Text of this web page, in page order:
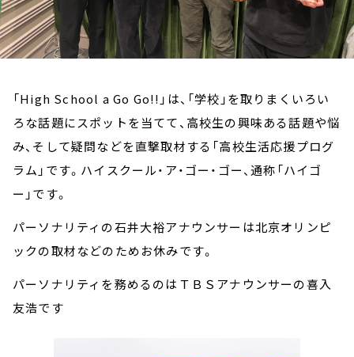
「High School a Go Go!!」は、「学校」を取りまくいろい
ろな話題にスポットを当てて、高校生の興味ある話題や悩
み、そして疑問などを直撃取材する「高校生活応援プログ
ラム」です。ハイスクール・ア・ゴー・ゴー、通称「ハイゴ
ー」です。
パーソナリティの石井大裕アナウンサーは北京オリンピ
ックの取材などのためお休みです。
パーソナリティを務めるのはＴＢＳアナウンサーの喜入
友浩です